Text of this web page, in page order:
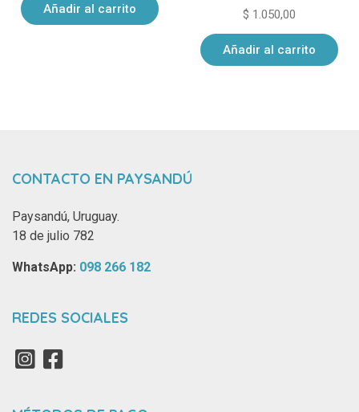
Añadir al carrito
$ 1.050,00
Añadir al carrito
CONTACTO EN PAYSANDÚ
Paysandú, Uruguay.
18 de julio 782
WhatsApp: ‪ 098 266 182‬
REDES SOCIALES